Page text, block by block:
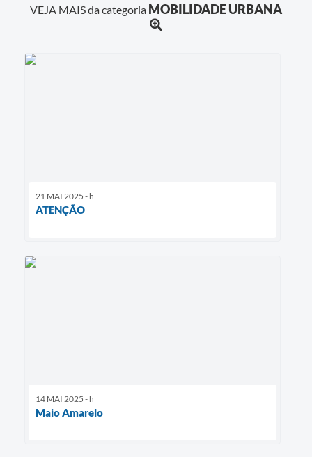
VEJA MAIS da categoria MOBILIDADE URBANA
21 MAI 2025 - h
ATENÇÃO
14 MAI 2025 - h
Maio Amarelo